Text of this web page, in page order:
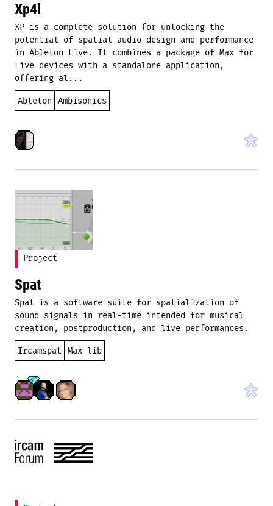
Xp4l
XP is a complete solution for unlocking the
potential of spatial audio design and performance
in Ableton Live. It combines a package of Max for
Live devices with a standalone application,
offering al...
Ableton Ambisonics
Project
Spat
Spat is a software suite for spatialization of
sound signals in real-time intended for musical
creation, postproduction, and live performances.
Ircamspat Max lib